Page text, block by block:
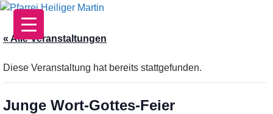
Zum
Inhalt
springen
« Alle Veranstaltungen
Diese Veranstaltung hat bereits stattgefunden.
Junge Wort-Gottes-Feier